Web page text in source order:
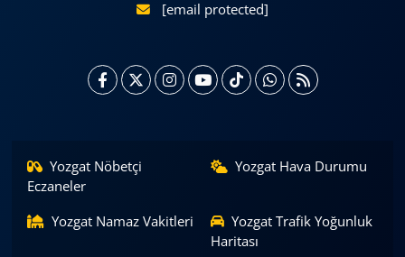
[email protected]
Yozgat Nöbetçi
Eczaneler
Yozgat Hava Durumu
Yozgat Namaz Vakitleri
Yozgat Trafik Yoğunluk
Haritası